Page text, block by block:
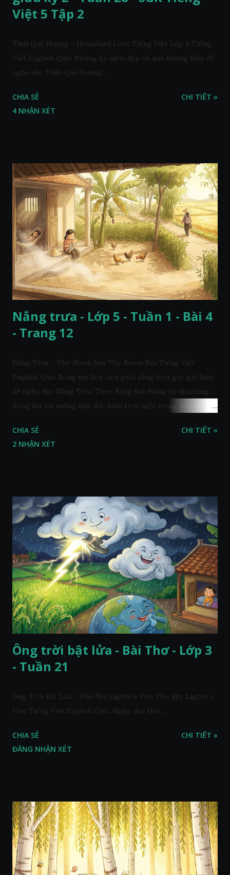
Việt 5 Tập 2
Tình Quê Hương - Homeland Love Tiếng Việt Lớp 5 Tiếng
Việt English Quiz Những kỷ niệm đẹp về quê hương Bấm để
nghe đọc Tình Quê Hương ...
CHIA SẺ
4 NHẬN XÉT
CHI TIẾT »
Nắng trưa - Lớp 5 - Tuần 1 - Bài 4
- Trang 12
Nắng Trưa - The Noon Sun The Noon Sun Tiếng Việt
English Quiz Bóng mẹ liêu xiêu giữa nắng trưa gay gắt Bấm
để nghe đọc Nắng Trưa Theo Băng Sơn Nắng cứ như từng
dòng lửa xối xuống mặt đất. Buổi trưa ngồi trong nhà nhìn
CHIA SẺ
2 NHẬN XÉT
CHI TIẾT »
Ông trời bật lửa - Bài Thơ - Lớp 3
- Tuần 21
Ông Trời Bật Lửa - The Sky Lights a Fire The Sky Lights a
Fire Tiếng Việt English Quiz Nghe đọc thơ ...
CHIA SẺ
ĐĂNG NHẬN XÉT
CHI TIẾT »